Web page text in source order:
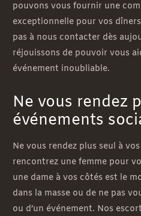
pouvons vous fournir une
exceptionnelle pour vos
pas à nous contacter dès
réjouissons de pouvoir vous
événement inoubliable.
Ne vous rendez
événements
Ne vous rendez plus seul à
rencontrez une femme pour
une dame à vos côtés est le
dans la masse ou de ne pas
ou d’un événement. Nos